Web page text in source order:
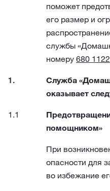
поможет
его размер и
службы
номеру 680 1122
Служба
оказывает
помощником»
При
опасности для
во избежание